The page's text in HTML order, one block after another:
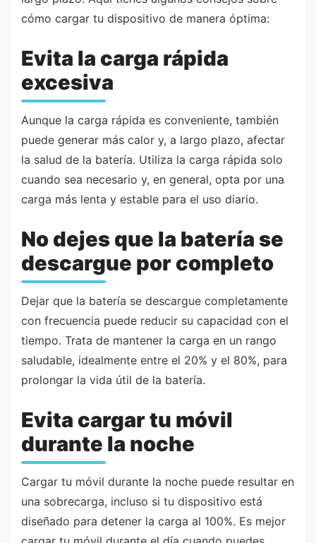
cómo cargar tu dispositivo de manera óptima:
Evita la carga rápida
excesiva
Aunque la carga rápida es conveniente, también
puede generar más calor y, a largo plazo, afectar
la salud de la batería. Utiliza la carga rápida solo
cuando sea necesario y, en general, opta por una
carga más lenta y estable para el uso diario.
No dejes que la batería se
descargue por completo
Dejar que la batería se descargue completamente
con frecuencia puede reducir su capacidad con el
tiempo. Trata de mantener la carga en un rango
saludable, idealmente entre el 20% y el 80%, para
prolongar la vida útil de la batería.
Evita cargar tu móvil
durante la noche
Cargar tu móvil durante la noche puede resultar en
una sobrecarga, incluso si tu dispositivo está
diseñado para detener la carga al 100%. Es mejor